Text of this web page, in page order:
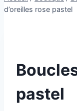
d’oreilles rose pastel
pastel